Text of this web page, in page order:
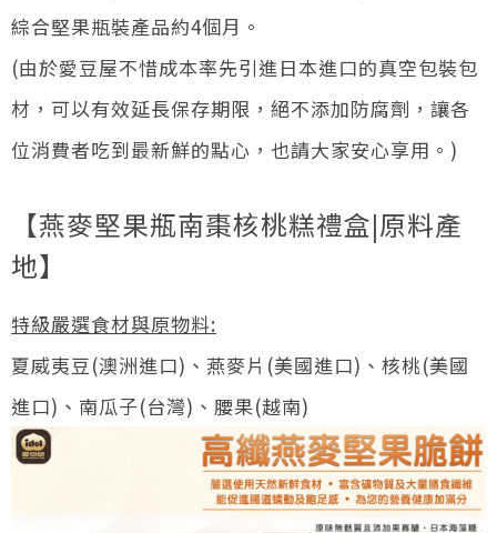
綜合堅果瓶裝產品約4個月。
(由於愛豆屋不惜成本率先引進日本進口的真空包裝包
材，可以有效延長保存期限，絕不添加防腐劑，讓各
位消費者吃到最新鮮的點心，也請大家安心享用。)
【燕麥堅果瓶南棗核桃糕禮盒|原料產
地】
特級嚴選食材與原物料:
夏威夷豆(澳洲進口)、燕麥片(美國進口)、核桃(美國
進口)、南瓜子(台灣)、腰果(越南)